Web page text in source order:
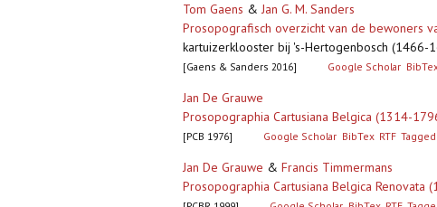
Tom Gaens & Jan G. M. Sanders
Prosopografisch overzicht van de bewoners
kartuizerklooster bij 's-Hertogenbosch (1466-
[Gaens & Sanders 2016] Google Scholar
Jan De Grauwe
Prosopographia Cartusiana Belgica (1314-
[PCB 1976] Google Scholar BibTex RTF Tagged
Jan De Grauwe & Francis Timmermans
Prosopographia Cartusiana Belgica Renovata